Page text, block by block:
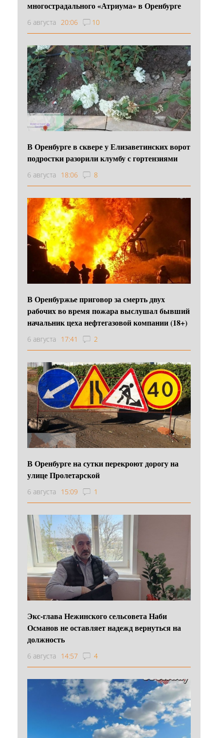
многострадального «Атриума» в Оренбурге
6 августа 20:06 10
В Оренбурге в сквере у Елизаветинских ворот
подростки разорили клумбу с гортензиями
6 августа 18:06 8
В Оренбуржье приговор за смерть двух
рабочих во время пожара выслушал бывший
начальник цеха нефтегазовой компании (18+)
6 августа 17:41 2
В Оренбурге на сутки перекроют дорогу на
улице Пролетарской
6 августа 15:09 1
Экс-глава Нежинского сельсовета Наби
Османов не оставляет надежд вернуться на
должность
6 августа 14:57 4